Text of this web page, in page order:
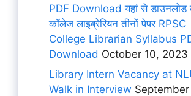
PDF Download यहां से डाउनलोड
कॉलेज लाइब्रेरियन तीनों पेपर RPSC
College Librarian Syllabus
Download October 10, 2023
Library Intern Vacancy at
Walk in Interview